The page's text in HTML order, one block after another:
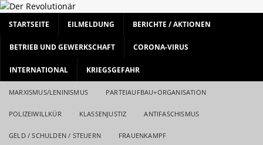
STARTSEITE EILMELDUNG BERICHTE / AKTIONEN
BETRIEB UND GEWERKSCHAFT CORONA-VIRUS
INTERNATIONAL KRIEGSGEFAHR
MARXISMUS/LENINISMUS PARTEIAUFBAU+ORGANISATION
POLIZEIWILLKÜR KLASSENJUSTIZ ANTIFASCHISMUS
GELD / SCHULDEN / STEUERN FRAUENKAMPF